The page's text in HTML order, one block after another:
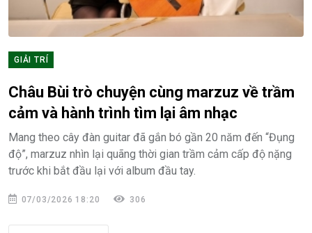
GIẢI TRÍ
Châu Bùi trò chuyện cùng marzuz về trầm
cảm và hành trình tìm lại âm nhạc
Mang theo cây đàn guitar đã gắn bó gần 20 năm đến “Đụng
độ”, marzuz nhìn lại quãng thời gian trầm cảm cấp độ nặng
trước khi bắt đầu lại với album đầu tay.
07/03/2026 18:20 306